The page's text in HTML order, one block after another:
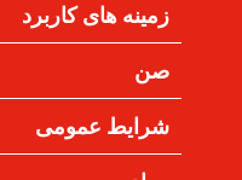
زمینه های کاربرد
صن
شرایط عمومی